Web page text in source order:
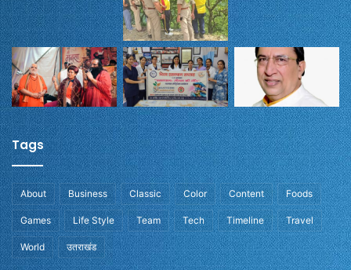
Tags
About Business Classic Color Content Foods
Games Life Style Team Tech Timeline Travel
World उतराखंड